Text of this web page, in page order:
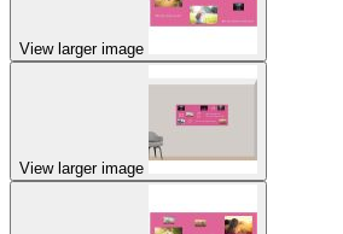
View larger image
View larger image